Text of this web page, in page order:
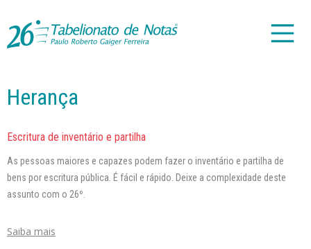
Herança
Escritura de inventário e partilha
As pessoas maiores e capazes podem fazer o inventário e partilha de
bens por escritura pública. É fácil e rápido. Deixe a complexidade deste
assunto com o 26º.
Saiba mais